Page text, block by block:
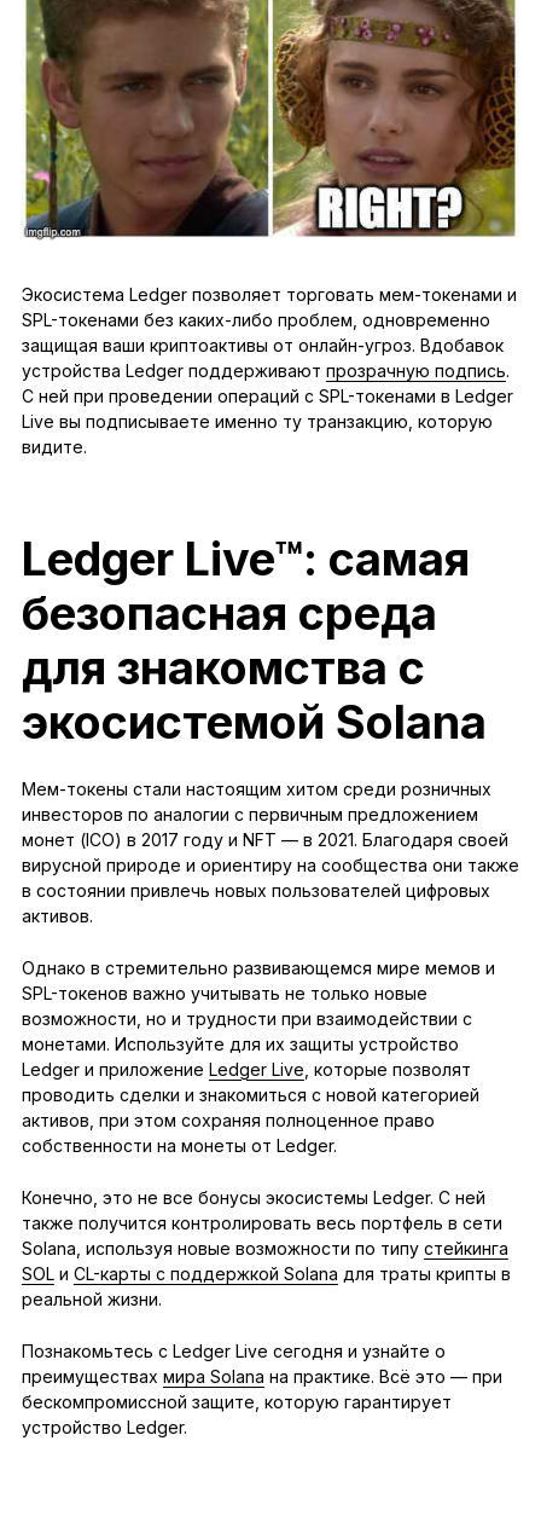
Экосистема Ledger позволяет торговать мем-токенами и
SPL-токенами без каких-либо проблем, одновременно
защищая ваши криптоактивы от онлайн-угроз. Вдобавок
устройства Ledger поддерживают прозрачную подпись.
С ней при проведении операций с SPL-токенами в Ledger
Live вы подписываете именно ту транзакцию, которую
видите.
Ledger Live™: самая
безопасная среда
для знакомства с
экосистемой Solana
Мем-токены стали настоящим хитом среди розничных
инвесторов по аналогии с первичным предложением
монет (ICO) в 2017 году и NFT — в 2021. Благодаря своей
вирусной природе и ориентиру на сообщества они также
в состоянии привлечь новых пользователей цифровых
активов.
Однако в стремительно развивающемся мире мемов и
SPL-токенов важно учитывать не только новые
возможности, но и трудности при взаимодействии с
монетами. Используйте для их защиты устройство
Ledger и приложение Ledger Live , которые позволят
проводить сделки и знакомиться с новой категорией
активов, при этом сохраняя полноценное право
собственности на монеты от Ledger.
Конечно, это не все бонусы экосистемы Ledger. С ней
также получится контролировать весь портфель в сети
Solana, используя новые возможности по типу стейкинга
SOLи CL-карты с поддержкой Solana для траты крипты в
реальной жизни.
Познакомьтесь с Ledger Live сегодня и узнайте о
преимуществах мира Solana на практике. Всё это — при
бескомпромиссной защите, которую гарантирует
устройство Ledger.